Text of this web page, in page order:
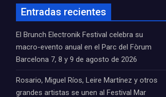
Entradas recientes
El Brunch Electronik Festival celebra su
macro-evento anual en el Parc del Fòrum
Barcelona 7, 8 y 9 de agosto de 2026
Rosario, Miguel Ríos, Leire Martínez y otros
grandes artistas se unen al Festival Mar